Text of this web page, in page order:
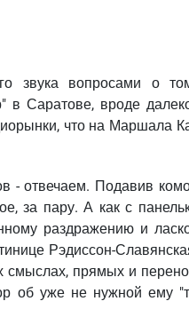
звука вопросами о
Саратове, вроде
что на Маршала
- отвечаем. Подавив
за пару. А как с
раздражению и
Рэдиссон-
смыслах, прямых и
об уже не нужной ему